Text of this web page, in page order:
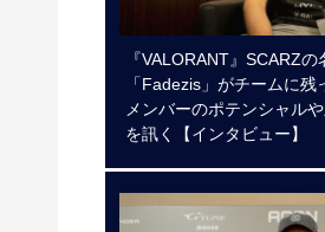
『VALORANT』SCARZの
「Fadezis」がチームに
メンバーのポテンシャル
を訊く【インタビュー】